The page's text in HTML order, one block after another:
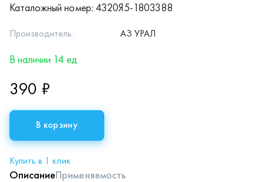
Каталожный номер: 4320Я5-1803388
Производитель: АЗ УРАЛ
В наличии 14 ед
390 ₽
В корзину
Купить в 1 клик
ОписаниеПрименяемость